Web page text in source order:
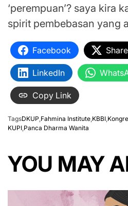
‘perempuan’? saya kira
spirit pembebasan yang
Facebook
LinkedIn
Copy Link
TagsDKUP,Fahmina Institute,KBBI,
KUPI,Panca Dharma Wanita
YOU MAY